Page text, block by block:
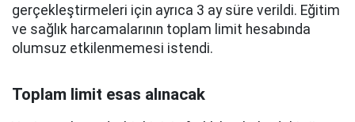
gerçekleştirmeleri için ayrıca 3 ay süre verildi. Eğitim
ve sağlık harcamalarının toplam limit hesabında
olumsuz etkilenmemesi istendi.
Toplam limit esas alınacak